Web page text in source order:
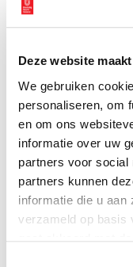
Deze website
We gebruiken
personaliseren, om
en om ons
informatie over uw
partners voor social
partners kunnen
informatie die u aan
verzameld op basis
wandelaars graag
hebben het
Heuvels als groene
Twee heuvels in het
meters van elkaar